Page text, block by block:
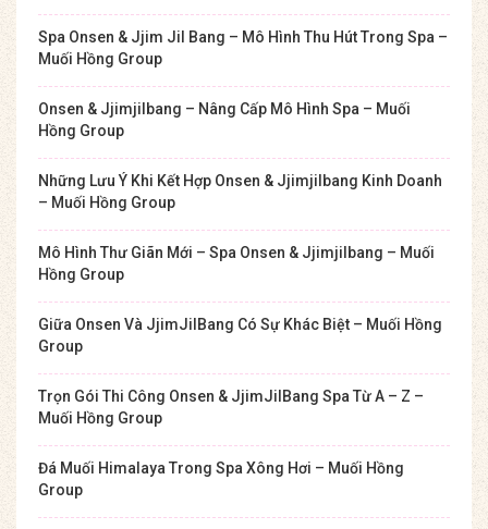
Spa Onsen & Jjim Jil Bang – Mô Hình Thu Hút Trong Spa –
Muối Hồng Group
Onsen & Jjimjilbang – Nâng Cấp Mô Hình Spa – Muối
Hồng Group
Những Lưu Ý Khi Kết Hợp Onsen & Jjimjilbang Kinh Doanh
– Muối Hồng Group
Mô Hình Thư Giãn Mới – Spa Onsen & Jjimjilbang – Muối
Hồng Group
Giữa Onsen Và JjimJilBang Có Sự Khác Biệt – Muối Hồng
Group
Trọn Gói Thi Công Onsen & JjimJilBang Spa Từ A – Z –
Muối Hồng Group
Đá Muối Himalaya Trong Spa Xông Hơi – Muối Hồng
Group